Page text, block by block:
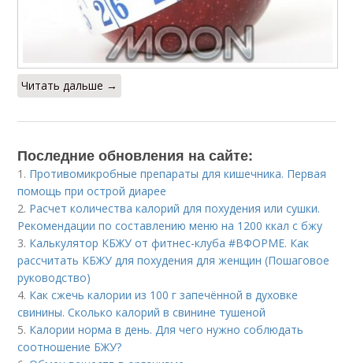
Читать дальше →
Последние обновления на сайте:
1. Противомикробные препараты для кишечника. Первая
помощь при острой диарее
2. Расчет количества калорий для похудения или сушки.
Рекомендации по составлению меню на 1200 ккал с бжу
3. Калькулятор КБЖУ от фитнес-клуба #ВФОРМЕ. Как
рассчитать КБЖУ для похудения для женщин (Пошаговое
руководство)
4. Как сжечь калории из 100 г запечённой в духовке
свинины. Сколько калорий в свинине тушеной
5. Калории норма в день. Для чего нужно соблюдать
соотношение БЖУ?